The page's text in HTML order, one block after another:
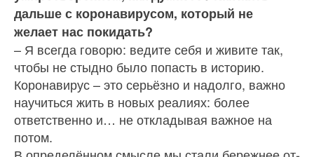
дальше с коронавиру­сом, который не
желает нас покидать?
– Я всегда говорю: ведите себя и живите так,
что­бы не стыдно было попасть в историю.
Коронавирус – это серьёзно и надолго, важно
на­учиться жить в новых реалиях: более
ответственно и… не откладывая важное на
потом.